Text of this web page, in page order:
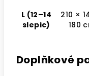
L (12–14
slepic)
210 ×
180
Doplňkové